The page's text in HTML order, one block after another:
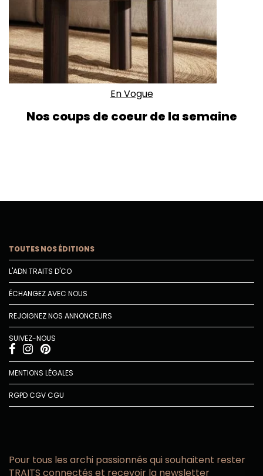
En Vogue
Nos coups de coeur de la semaine
TOUTES NOS ÉDITIONS
L'ADN TRAITS D'CO
ÉCHANGEZ AVEC NOUS
REJOIGNEZ NOS ANNONCEURS
SUIVEZ-NOUS
MENTIONS LÉGALES
RGPDCGVCGU
Pour tous les archi passionnés qui souhaitent rester
TRAITS connectés et recevoir la newsletter